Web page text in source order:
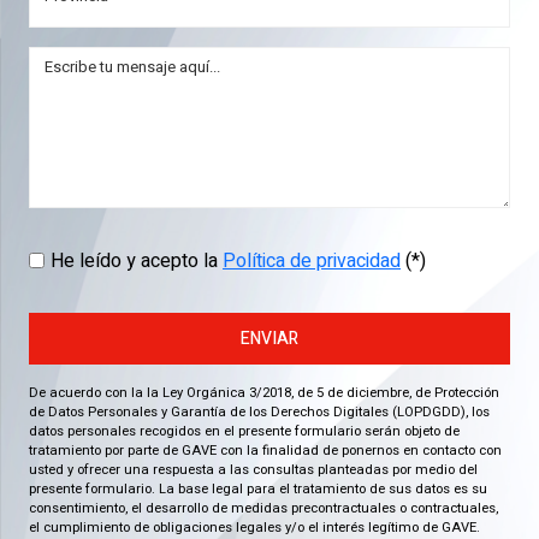
He leído y acepto laPolítica de privacidad(*)
ENVIAR
De acuerdo con la la Ley Orgánica 3/2018, de 5 de diciembre, de Protección
de Datos Personales y Garantía de los Derechos Digitales (LOPDGDD), los
datos personales recogidos en el presente formulario serán objeto de
tratamiento por parte de GAVE con la finalidad de ponernos en contacto con
usted y ofrecer una respuesta a las consultas planteadas por medio del
presente formulario. La base legal para el tratamiento de sus datos es su
consentimiento, el desarrollo de medidas precontractuales o contractuales,
el cumplimiento de obligaciones legales y/o el interés legítimo de GAVE.